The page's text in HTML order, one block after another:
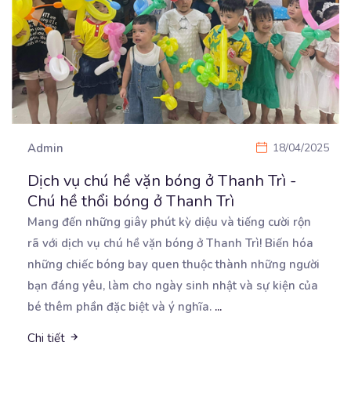
Admin 18/04/2025
Dịch vụ chú hề vặn bóng ở Thanh Trì -
Chú hề thổi bóng ở Thanh Trì
Mang đến những giây phút kỳ diệu và tiếng cười rộn
rã với dịch vụ chú hề vặn bóng ở Thanh Trì! Biến hóa
những chiếc bóng bay quen thuộc thành những người
bạn đáng yêu, làm cho ngày sinh nhật và sự kiện của
bé thêm phần đặc biệt và ý nghĩa. ...
Chi tiết